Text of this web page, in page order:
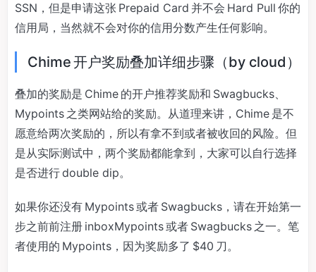
SSN，但是申请这张 Prepaid Card 并不会 Hard Pull 你的
信用局，当然就不会对你的信用分数产生任何影响。
Chime 开户奖励叠加详细步骤（by cloud）
叠加的奖励是 Chime 的开户推荐奖励和 Swagbucks、
Mypoints 之类网站给的奖励。从道理来讲，Chime 是不
愿意给两次奖励的，所以有拿不到或者被收回的风险。但
是从实际测试中，两个奖励都能拿到，大家可以自行选择
是否进行 double dip。
如果你还没有 Mypoints 或者 Swagbucks，请在开始第一
步之前前注册 inboxMypoints 或者 Swagbucks 之一。笔
者使用的 Mypoints，因为奖励多了 $40 刀。